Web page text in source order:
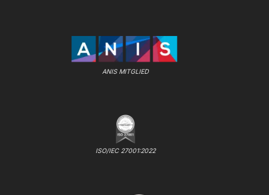
ANIS MITGLIED
ISO/IEC 27001:2022